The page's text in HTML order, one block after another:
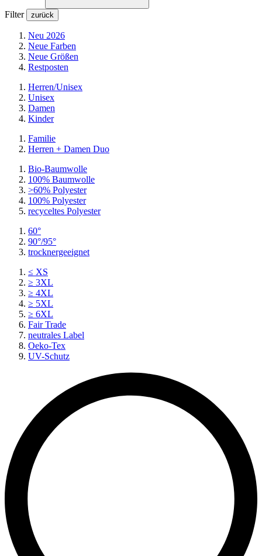
Filter zurück
Neu 2026
Neue Farben
Neue Größen
Restposten
Herren/Unisex
Unisex
Damen
Kinder
Familie
Herren + Damen Duo
Bio-Baumwolle
100% Baumwolle
>60% Polyester
100% Polyester
recyceltes Polyester
60°
90°/95°
trocknergeeignet
≤ XS
≥ 3XL
≥ 4XL
≥ 5XL
≥ 6XL
Fair Trade
neutrales Label
Oeko-Tex
UV-Schutz